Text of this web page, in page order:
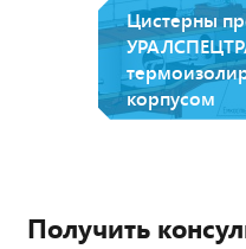
Цистерны
корпусом
Получить